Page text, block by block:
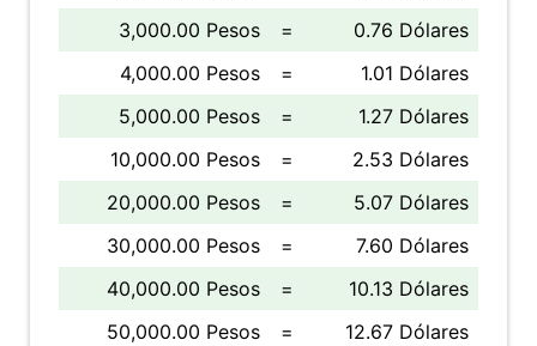
3,000.00 Pesos
=
0.76 Dólares
4,000.00 Pesos
=
1.01 Dólares
5,000.00 Pesos
=
1.27 Dólares
10,000.00 Pesos
=
2.53 Dólares
20,000.00 Pesos
=
5.07 Dólares
30,000.00 Pesos
=
7.60 Dólares
40,000.00 Pesos
=
10.13 Dólares
50,000.00 Pesos
= 12.67 Dólares